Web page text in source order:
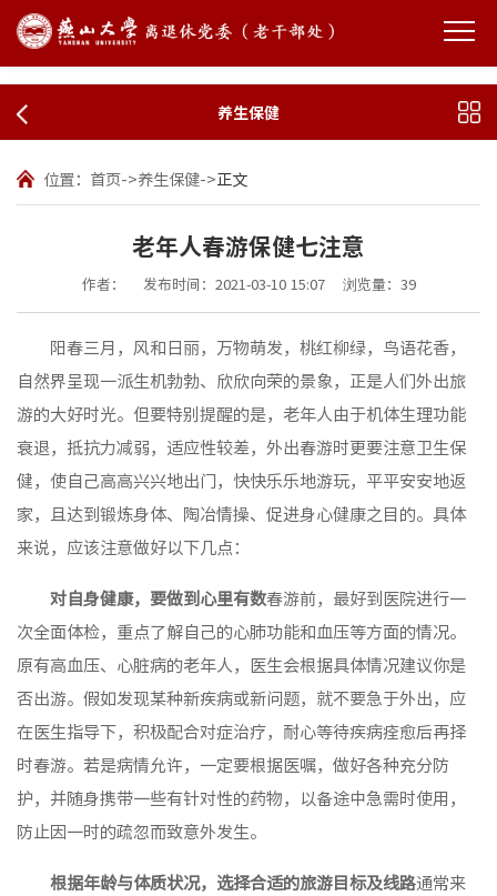
养生保健
位置： 首页->养生保健->正文
老年人春游保健七注意
作者： 发布时间：2021-03-10 15:07 浏览量： 39
阳春三月，风和日丽，万物萌发，桃红柳绿，鸟语花香，
自然界呈现一派生机勃勃、欣欣向荣的景象，正是人们外出旅
游的大好时光。但要特别提醒的是，老年人由于机体生理功能
衰退，抵抗力减弱，适应性较差，外出春游时更要注意卫生保
健，使自己高高兴兴地出门，快快乐乐地游玩，平平安安地返
家，且达到锻炼身体、陶冶情操、促进身心健康之目的。具体
来说，应该注意做好以下几点：
对自身健康，要做到心里有数春游前，最好到医院进行一
次全面体检，重点了解自己的心肺功能和血压等方面的情况。
原有高血压、心脏病的老年人，医生会根据具体情况建议你是
否出游。假如发现某种新疾病或新问题，就不要急于外出，应
在医生指导下，积极配合对症治疗，耐心等待疾病痊愈后再择
时春游。若是病情允许，一定要根据医嘱，做好各种充分防
护，并随身携带一些有针对性的药物，以备途中急需时使用，
防止因一时的疏忽而致意外发生。
根据年龄与体质状况，选择合适的旅游目标及线路通常来